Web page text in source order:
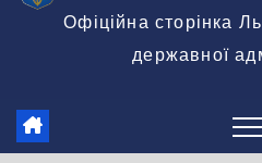
Офіційна сторінка
державної